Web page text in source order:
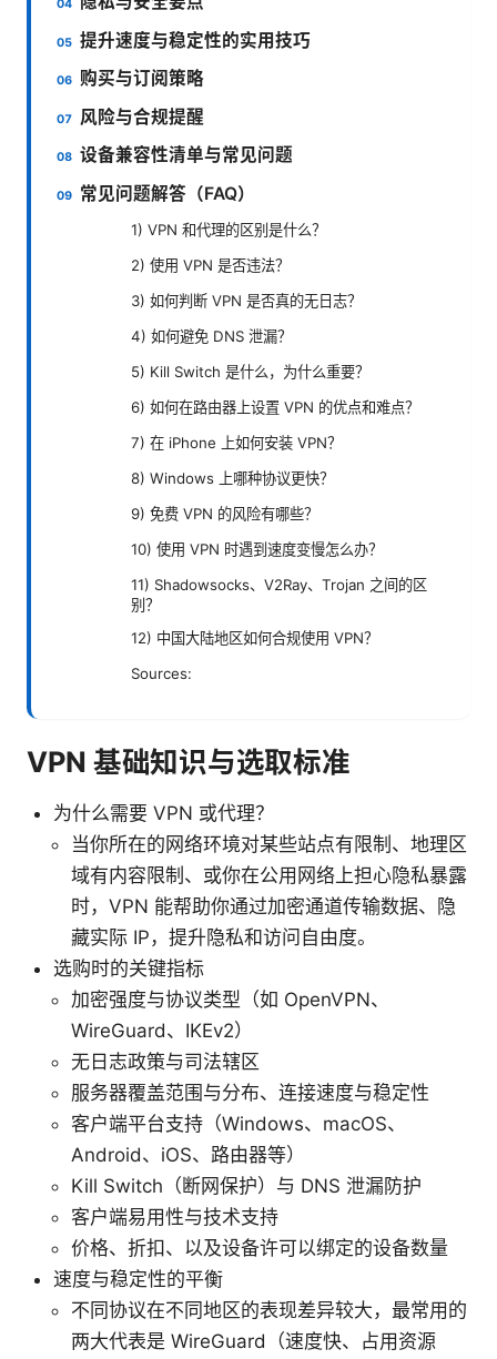
提升速度与稳定性的实用技巧
购买与订阅策略
风险与合规提醒
设备兼容性清单与常见问题
常见问题解答（FAQ）
1) VPN 和代理的区别是什么？
2) 使用 VPN 是否违法？
3) 如何判断 VPN 是否真的无日志？
4) 如何避免 DNS 泄漏？
5) Kill Switch 是什么，为什么重要？
6) 如何在路由器上设置 VPN 的优点和难点？
7) 在 iPhone 上如何安装 VPN？
8) Windows 上哪种协议更快？
9) 免费 VPN 的风险有哪些？
10) 使用 VPN 时遇到速度变慢怎么办？
11) Shadowsocks、V2Ray、Trojan 之间的区
别？
12) 中国大陆地区如何合规使用 VPN？
Sources:
VPN 基础知识与选取标准
为什么需要 VPN 或代理？
当你所在的网络环境对某些站点有限制、地理区
域有内容限制、或你在公用网络上担心隐私暴露
时，VPN 能帮助你通过加密通道传输数据、隐
藏实际 IP，提升隐私和访问自由度。
选购时的关键指标
加密强度与协议类型（如 OpenVPN、
WireGuard、IKEv2）
无日志政策与司法辖区
服务器覆盖范围与分布、连接速度与稳定性
客户端平台支持（Windows、macOS、
Android、iOS、路由器等）
Kill Switch（断网保护）与 DNS 泄漏防护
客户端易用性与技术支持
价格、折扣、以及设备许可以绑定的设备数量
速度与稳定性的平衡
不同协议在不同地区的表现差异较大，最常用的
两大代表是 WireGuard（速度快、占用资源